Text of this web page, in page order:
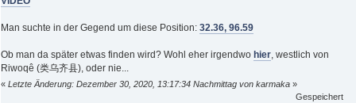
Man suchte in der Gegend um diese Position: 32.36, 96.59
Ob man da später etwas finden wird? Wohl eher irgendwo hier, westlich von
Riwoqê (类乌齐县), oder nie...
« Letzte Änderung: Dezember 30, 2020, 13:17:34 Nachmittag von karmaka »
Gespeichert